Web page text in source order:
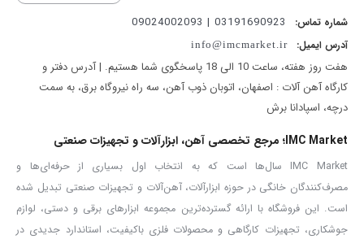
شماره تماس: 03191690923 | 09024002093
آدرس ایمیل: info@imcmarket.ir
هفت روز هفته، ساعت 10 الی 18 پاسخگوی شما هستیم. | آدرس دفتر و
کارگاه آهن آلات : اصفهان، اتوبان ذوب آهن، سه راه نیروگاه برق، به سمت
درچه، اسپادانا برش
IMC Market؛ مرجع تخصصی آهن، ابزارآلات و تجهیزات صنعتی
IMC Market سال‌ها است که به انتخاب اول بسیاری از حرفه‌ای‌ها و
مصرف‌کنندگان خانگی در حوزه ابزارآلات، آهن‌آلات و تجهیزات صنعتی تبدیل شده
است. این فروشگاه با ارائه گسترده‌ترین مجموعه ابزارهای برقی و دستی، لوازم
جوشکاری، تجهیزات کارگاهی و محصولات فلزی باکیفیت، استاندارد جدیدی در